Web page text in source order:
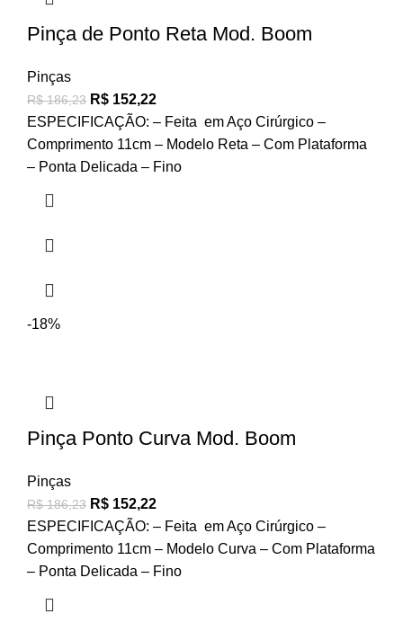
Pinça de Ponto Reta Mod. Boom
Pinças
R$186,23 R$ 152,22
ESPECIFICAÇÃO: – Feita em Aço Cirúrgico –
Comprimento 11cm – Modelo Reta – Com Plataforma
– Ponta Delicada – Fino
-18%
Pinça Ponto Curva Mod. Boom
Pinças
R$186,23 R$ 152,22
ESPECIFICAÇÃO: – Feita em Aço Cirúrgico –
Comprimento 11cm – Modelo Curva – Com Plataforma
– Ponta Delicada – Fino